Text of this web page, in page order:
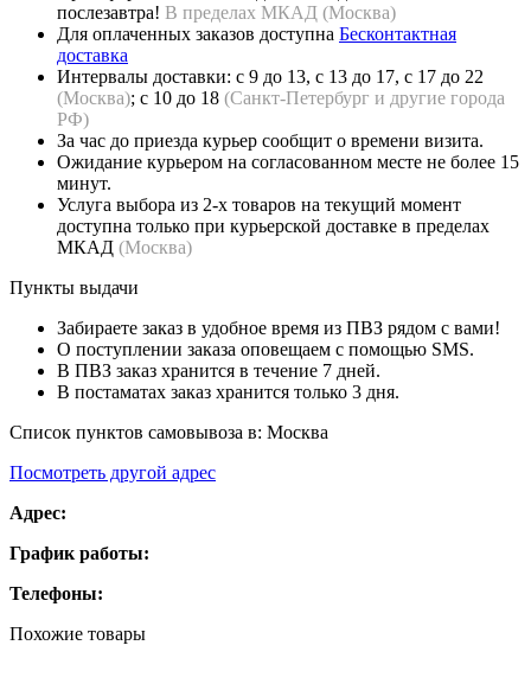
послезавтра! В пределах МКАД (Москва)
Для оплаченных заказов доступна Бесконтактная
доставка
Интервалы доставки: с 9 до 13, с 13 до 17, с 17 до 22
(Москва); с 10 до 18 (Санкт-Петербург и другие города
РФ)
За час до приезда курьер сообщит о времени визита.
Ожидание курьером на согласованном месте не более 15
минут.
Услуга выбора из 2-х товаров на текущий момент
доступна только при курьерской доставке в пределах
МКАД (Москва)
Пункты выдачи
Забираете заказ в удобное время из ПВЗ рядом с вами!
О поступлении заказа оповещаем с помощью SMS.
В ПВЗ заказ хранится в течение 7 дней.
В постаматах заказ хранится только 3 дня.
Список пунктов самовывоза в: Москва
Посмотреть другой адрес
Адрес:
График работы:
Телефоны:
Похожие товары